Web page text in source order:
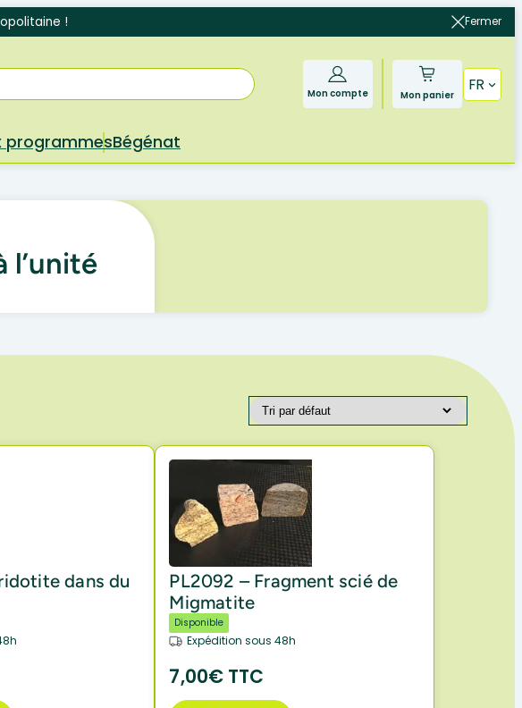
Fermer
!
Mon compte Mon panier
FR
programmesBégénat
l’unité
dans du
PL2092 – Fragment scié de
Migmatite
Disponible
Expédition sous 48h
7,00€ TTC